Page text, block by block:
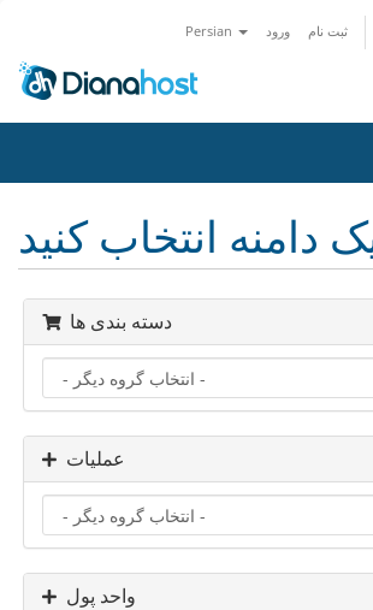
Persian ورود ثبت نام
دسته بندی ها
عملیات
واحد پول